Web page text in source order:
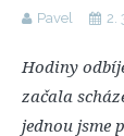
Pavel 2.
Hodiny
začala
jednou jsme